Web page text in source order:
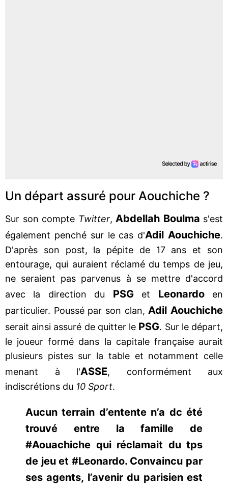
Un départ assuré pour Aouchiche ?
Sur son compte Twitter, Abdellah Boulma s'est
également penché sur le cas d'Adil Aouchiche.
D'après son post, la pépite de 17 ans et son
entourage, qui auraient réclamé du temps de jeu,
ne seraient pas parvenus à se mettre d'accord
avec la direction du
PSGet Leonardoen
particulier. Poussé par son clan, Adil Aouchiche
serait ainsi assuré de quitter le PSG. Sur le départ,
le joueur formé dans la capitale française aurait
plusieurs pistes sur la table et notamment celle
menant à l'ASSE, conformément aux
indiscrétions du 10 Sport.
Aucun terrain d’entente n’a dc été
trouvé entre la famille de
#Aouachiche qui réclamait du tps
de jeu et #Leonardo. Convaincu par
ses agents, l’avenir du parisien est